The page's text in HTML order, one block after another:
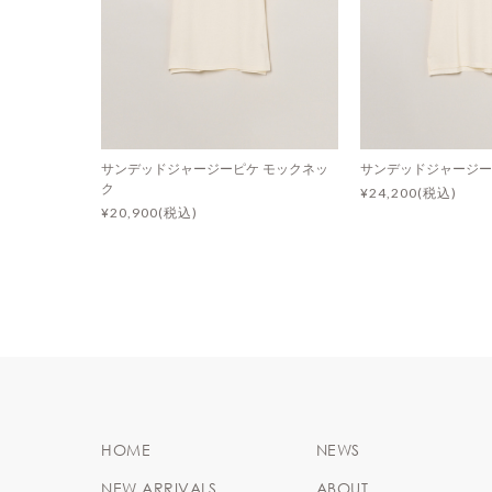
サンデッドジャージーピケ モックネッ
ク
¥20,900(税込)
サンデッドジャージ
¥24,200(税込)
HOME
NEWS